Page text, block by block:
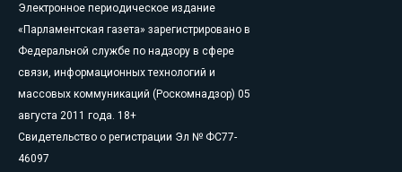
Электронное периодическое издание
«Парламентская газета» зарегистрировано в
Федеральной службе по надзору в сфере
связи, информационных технологий и
массовых коммуникаций (Роскомнадзор) 05
августа 2011 года. 18+
Свидетельство о регистрации Эл № ФС77-
46097